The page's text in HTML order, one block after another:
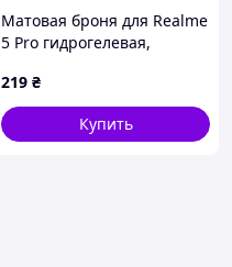
Матовая броня для Realme
5 Pro гидрогелевая,
219 ₴
Купить